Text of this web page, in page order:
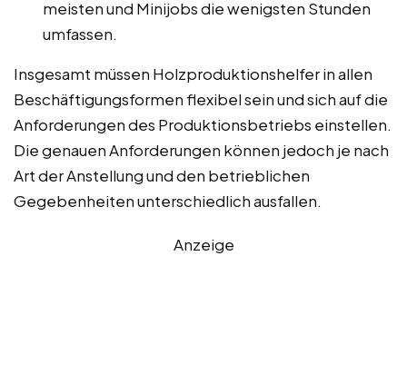
meisten und Minijobs die wenigsten Stunden
umfassen.
Insgesamt müssen Holzproduktionshelfer in allen
Beschäftigungsformen flexibel sein und sich auf die
Anforderungen des Produktionsbetriebs einstellen.
Die genauen Anforderungen können jedoch je nach
Art der Anstellung und den betrieblichen
Gegebenheiten unterschiedlich ausfallen.
Anzeige